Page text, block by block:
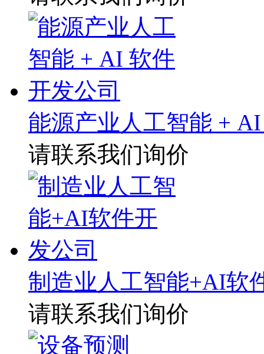
能源产业人工智能 +
请联系我们询价
制造业人工智能+AI软
请联系我们询价